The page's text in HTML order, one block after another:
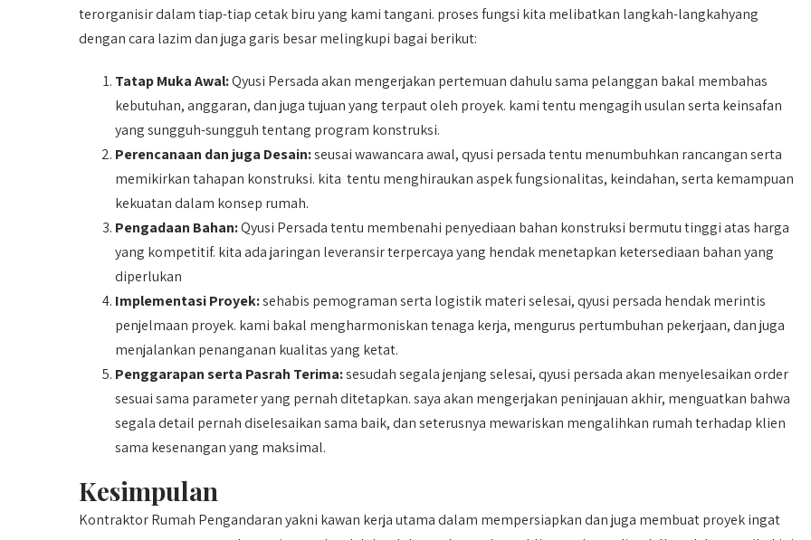
terorganisir dalam tiap-tiap cetak biru yang kami tangani. proses fungsi kita melibatkan langkah-langkahyang
dengan cara lazim dan juga garis besar melingkupi bagai berikut:
Tatap Muka Awal:Qyusi Persada akan mengerjakan pertemuan dahulu sama pelanggan bakal membahas
kebutuhan, anggaran, dan juga tujuan yang terpaut oleh proyek. kami tentu mengagih usulan serta keinsafan
yang sungguh-sungguh tentang program konstruksi.
Perencanaan dan juga Desain:seusai wawancara awal, qyusi persada tentu menumbuhkan rancangan serta
memikirkan tahapan konstruksi. kita tentu menghiraukan aspek fungsionalitas, keindahan, serta kemampuan
kekuatan dalam konsep rumah.
Pengadaan Bahan:Qyusi Persada tentu membenahi penyediaan bahan konstruksi bermutu tinggi atas harga
yang kompetitif. kita ada jaringan leveransir terpercaya yang hendak menetapkan ketersediaan bahan yang
diperlukan
Implementasi Proyek:sehabis pemograman serta logistik materi selesai, qyusi persada hendak merintis
penjelmaan proyek. kami bakal mengharmoniskan tenaga kerja, mengurus pertumbuhan pekerjaan, dan juga
menjalankan penanganan kualitas yang ketat.
Penggarapan serta Pasrah Terima:sesudah segala jenjang selesai, qyusi persada akan menyelesaikan order
sesuai sama parameter yang pernah ditetapkan. saya akan mengerjakan peninjauan akhir, menguatkan bahwa
segala detail pernah diselesaikan sama baik, dan seterusnya mewariskan mengalihkan rumah terhadap klien
sama kesenangan yang maksimal.
Kesimpulan
Kontraktor Rumah Pengandaran yakni kawan kerja utama dalam mempersiapkan dan juga membuat proyek ingat